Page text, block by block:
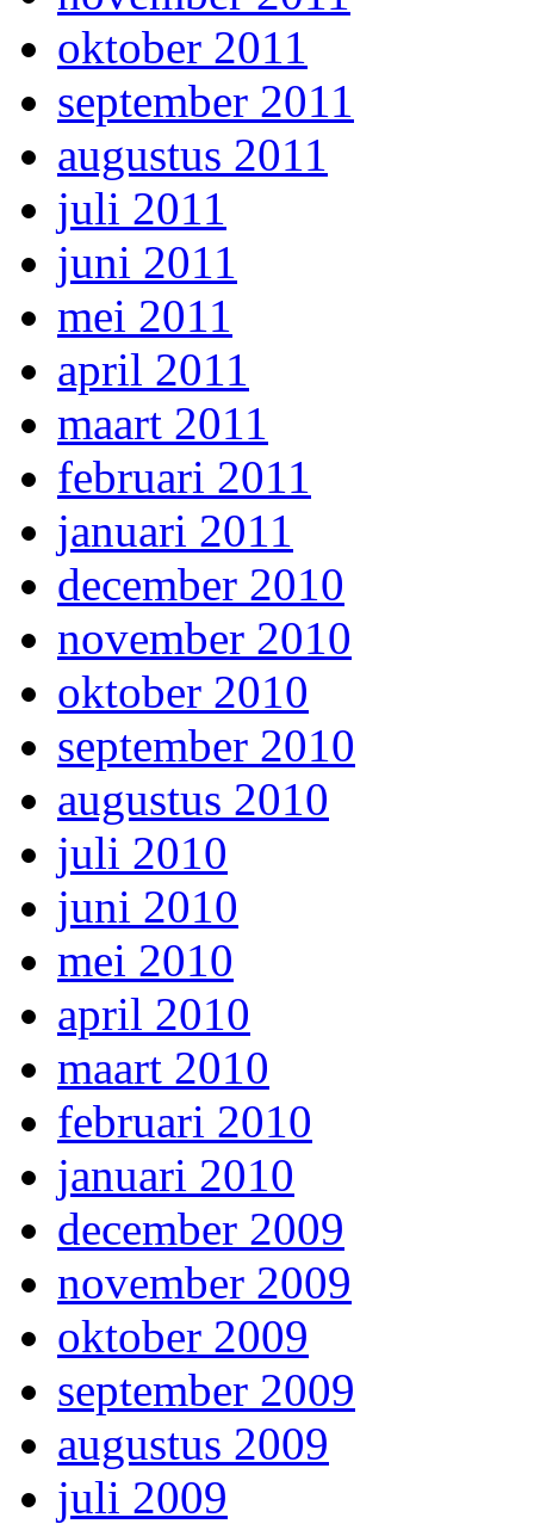
oktober 2011
september 2011
augustus 2011
juli 2011
juni 2011
mei 2011
april 2011
maart 2011
februari 2011
januari 2011
december 2010
november 2010
oktober 2010
september 2010
augustus 2010
juli 2010
juni 2010
mei 2010
april 2010
maart 2010
februari 2010
januari 2010
december 2009
november 2009
oktober 2009
september 2009
augustus 2009
juli 2009